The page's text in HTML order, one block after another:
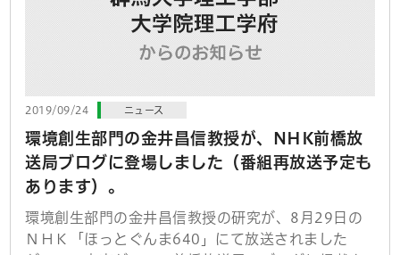
2019/09/24 ニュース
環境創生部門の金井昌信教授が、NHK前橋放
送局ブログに登場しました（番組再放送予定も
あります）。
環境創生部門の金井昌信教授の研究が、8月29日の
ＮＨＫ「ほっとぐんま640」にて放送されました